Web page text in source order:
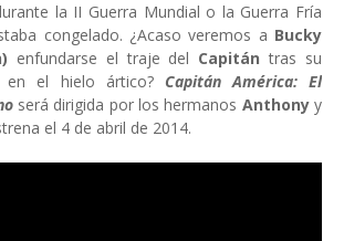
la II Guerra Mundial o la Guerra Fría
congelado. ¿Acaso veremos a Bucky
enfundarse el traje del Capitántras su
en el hielo ártico? Capitán América: El
será dirigida por los hermanos Anthonyy
el 4 de abril de 2014.